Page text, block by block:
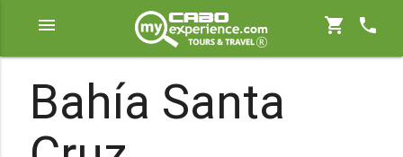
menu shopping_cart phone
Bahía Santa